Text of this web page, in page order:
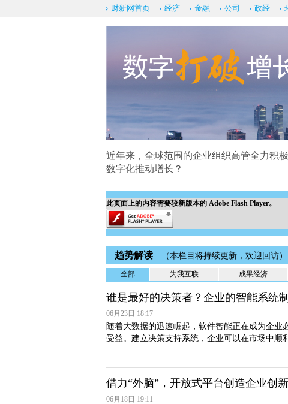
财新网首页 经济 金融 公司 政经
近年来，全球范围的企业组织高管全力积
数字化推动增长？
此页面上的内容需要较新版本的 Adobe Flash Player。
趋势解读 （本栏目将持续更新，欢迎回访）
全部 为我互联 成果经济
谁是最好的决策者？企业的智能系统
06月23日 18:17
随着大数据的迅速崛起，软件智能正在成为企
受益。建立决策支持系统，企业可以在市场中顺
借力“外脑”，开放式平台创造企业创
06月18日 19:11